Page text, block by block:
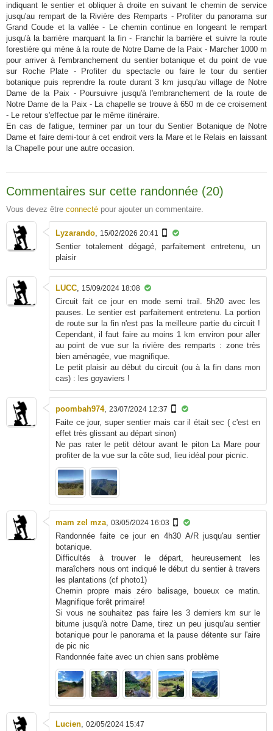
indiquant le sentier et obliquer à droite en suivant le chemin de service
jusqu'au rempart de la Rivière des Remparts - Profiter du panorama sur
Grand Coude et la vallée - Le chemin continue en longeant le rempart
jusqu'à la barrière marquant la fin - Franchir la barrière et suivre la route
forestière qui mène à la route de Notre Dame de la Paix - Marcher 1000 m
pour arriver à l'embranchement du sentier botanique et du point de vue
sur Roche Plate - Profiter du spectacle ou faire le tour du sentier
botanique puis reprendre la route durant 3 km jusqu'au village de Notre
Dame de la Paix - Poursuivre jusqu'à l'embranchement de la route de
Notre Dame de la Paix - La chapelle se trouve à 650 m de ce croisement
- Le retour s'effectue par le même itinéraire.
En cas de fatigue, terminer par un tour du Sentier Botanique de Notre
Dame et faire demi-tour à cet endroit vers la Mare et le Relais en laissant
la Chapelle pour une autre occasion.
Commentaires sur cette randonnée (20)
Vous devez être connecté pour ajouter un commentaire.
Lyzarando, 15/02/2026 20:41
Sentier totalement dégagé, parfaitement entretenu, un
plaisir
LUCC, 15/09/2024 18:08
Circuit fait ce jour en mode semi trail. 5h20 avec les
pauses. Le sentier est parfaitement entretenu. La portion
de route sur la fin n'est pas la meilleure partie du circuit !
Cependant, il faut faire au moins 1 km environ pour aller
au point de vue sur la rivière des remparts : zone très
bien aménagée, vue magnifique.
Le petit plaisir au début du circuit (ou à la fin dans mon
cas) : les goyaviers !
poombah974, 23/07/2024 12:37
Faite ce jour, super sentier mais car il était sec ( c'est en
effet très glissant au départ sinon)
Ne pas rater le petit détour avant le piton La Mare pour
profiter de la vue sur la côte sud, lieu idéal pour picnic.
mam zel mza, 03/05/2024 16:03
Randonnée faite ce jour en 4h30 A/R jusqu'au sentier
botanique.
Difficultés à trouver le départ, heureusement les
maraîchers nous ont indiqué le début du sentier à travers
les plantations (cf photo1)
Chemin propre mais zéro balisage, boueux ce matin.
Magnifique forêt primaire!
Si vous ne souhaitez pas faire les 3 derniers km sur le
bitume jusqu'à notre Dame, tirez un peu jusqu'au sentier
botanique pour le panorama et la pause détente sur l'aire
de pic nic
Randonnée faite avec un chien sans problème
Lucien, 02/05/2024 15:47